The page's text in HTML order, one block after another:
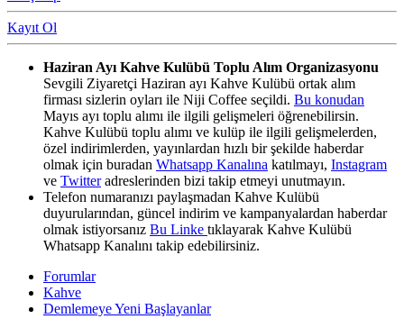
Kayıt Ol
Haziran Ayı Kahve Kulübü Toplu Alım Organizasyonu
Sevgili Ziyaretçi Haziran ayı Kahve Kulübü ortak alım
firması sizlerin oyları ile Niji Coffee seçildi. Bu konudan
Mayıs ayı toplu alımı ile ilgili gelişmeleri öğrenebilirsin.
Kahve Kulübü toplu alımı ve kulüp ile ilgili gelişmelerden,
özel indirimlerden, yayınlardan hızlı bir şekilde haberdar
olmak için buradan Whatsapp Kanalına katılmayı, Instagram
ve Twitteradreslerinden bizi takip etmeyi unutmayın.
Telefon numaranızı paylaşmadan Kahve Kulübü
duyurularından, güncel indirim ve kampanyalardan haberdar
olmak istiyorsanız Bu Linke tıklayarak Kahve Kulübü
Whatsapp Kanalını takip edebilirsiniz.
Forumlar
Kahve
Demlemeye Yeni Başlayanlar